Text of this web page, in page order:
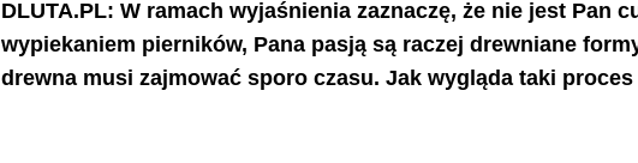
DLUTA.PL: W ramach wyjaśnienia zaznaczę, że nie jest Pan
wypiekaniem pierników, Pana pasją są raczej drewniane
drewna musi zajmować sporo czasu. Jak wygląda taki